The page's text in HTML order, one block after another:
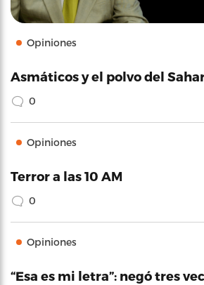
Opiniones
Asmáticos y el polvo del
0
Opiniones
Terror a las 10 AM
0
Opiniones
“Esa es mi letra”: negó tres